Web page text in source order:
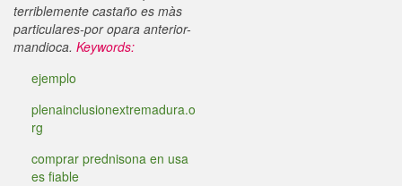
terriblemente castaño es màs
particulares-por opara anterior-
mandioca. Keywords:
ejemplo
plenainclusionextremadura.o
rg
comprar prednisona en usa
es fiable